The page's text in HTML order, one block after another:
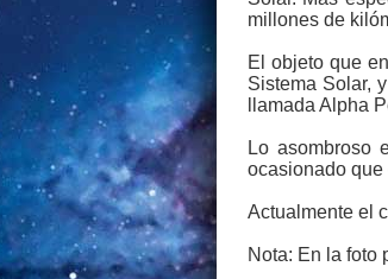
millones de
El objeto que
Sistema Solar,
llamada Alpha
Lo asombroso
ocasionado que
Actualmente el
Nota: En la foto